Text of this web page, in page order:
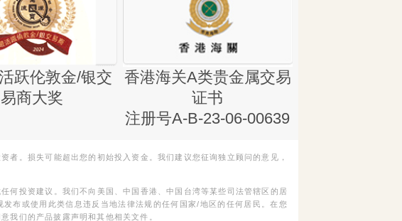
跃伦敦金/银交
易商大奖
香港海关A类贵金属交易
证书
注册号A-B-23-06-00639
者。损失可能超出您的初始投入资金。我们建议您征询独立顾问的意见，
何投资建议。我们不向美国、中国香港、中国台湾等某些司法管辖区的居
布或使用此类信息违反当地法律法规的任何国家/地区的任何居民。在您
我们的产品披露声明和其他相关文件。